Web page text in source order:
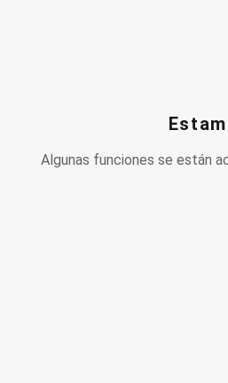
Algunas funciones se están